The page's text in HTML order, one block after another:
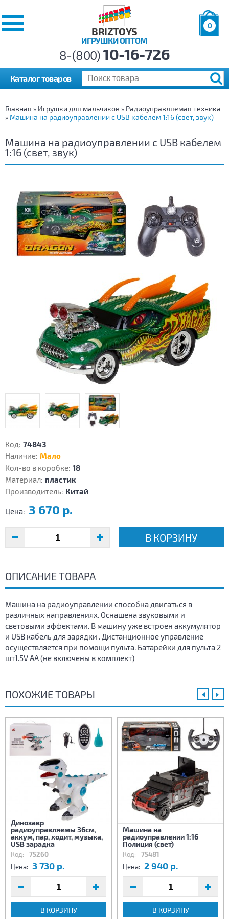
BRIZTOYS
ИГРУШКИ ОПТОМ
0
р.
8-(800)10-16-726
Каталог товаров
Главная » Игрушки для мальчиков » Радиоуправляемая техника
» Машина на радиоуправлении с USB кабелем 1:16 (свет, звук)
Машина на радиоуправлении с USB кабелем
1:16 (свет, звук)
Код: 74843
Наличие: Мало
Кол-во в коробке: 18
Материал: пластик
Производитель: Китай
Цена: 3 670 р.
В КОРЗИНУ
ОПИСАНИЕ ТОВАРА
Машина на радиоуправлении способна двигаться в
различных направлениях. Оснащена звуковыми и
световыми эффектами. В машину уже встроен аккумулятор
и USB кабель для зарядки . Дистанционное управление
осуществляется при помощи пульта. Батарейки для пульта 2
шт1.5V AA (не включены в комплект)
ПОХОЖИЕ ТОВАРЫ
Динозавр
радиоуправляемы 36см,
аккум, пар, ходит, музыка,
USB зарадка
Код: 75260
Цена: 3 730 р.
В КОРЗИНУ
Машина на
радиоуправлении 1:16
Полиция (свет)
Код: 75481
Цена: 2 940 р.
В КОРЗИНУ